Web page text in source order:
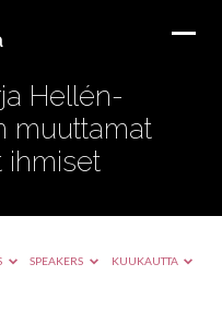
Hellén-
muuttamat
ihmiset
SPEAKERS KUUKAUTTA